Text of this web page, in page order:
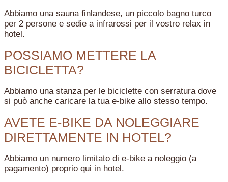
Abbiamo una sauna finlandese, un piccolo bagno turco
per 2 persone e sedie a infrarossi per il vostro relax in
hotel.
POSSIAMO METTERE LA
BICICLETTA?
Abbiamo una stanza per le biciclette con serratura dove
si può anche caricare la tua e-bike allo stesso tempo.
AVETE E-BIKE DA NOLEGGIARE
DIRETTAMENTE IN HOTEL?
Abbiamo un numero limitato di e-bike a noleggio (a
pagamento) proprio qui in hotel.